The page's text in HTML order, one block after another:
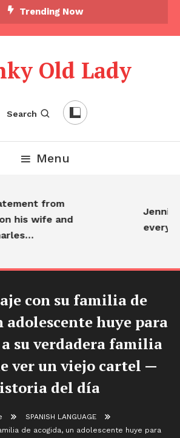
Trending Now
Old Lady
Search
Menu
from
his wife and
Jennifer
con su familia de
adolescente huye para
su verdadera familia
ver un viejo cartel —
del día
SPANISH LANGUAGE
de acogida, un adolescente huye para